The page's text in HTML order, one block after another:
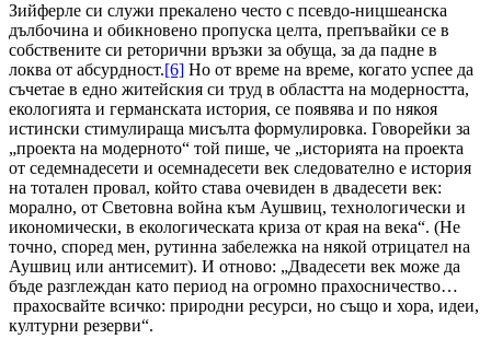
Зийферле си служи прекалено често с псевдо-ницшеанска
дълбочина и обикновено пропуска целта, препъвайки се в
собствените си реторични връзки за обуща, за да падне в
локва от абсурдност.[6] Но от време на време, когато успее да
съчетае в едно житейския си труд в областта на модерността,
екологията и германската история, се появява и по някоя
истински стимулираща мисълта формулировка. Говорейки за
„проекта на модерното“ той пише, че „историята на проекта
от седемнадесети и осемнадесети век следователно е история
на тотален провал, който става очевиден в двадесети век:
морално, от Световна война към Аушвиц, технологически и
икономически, в екологическата криза от края на века“. (Не
точно, според мен, рутинна забележка на някой отрицател на
Аушвиц или антисемит). И отново: „Двадесети век може да
бъде разглеждан като период на огромно прахосничество…
прахосвайте всичко: природни ресурси, но също и хора, идеи,
културни резерви“.